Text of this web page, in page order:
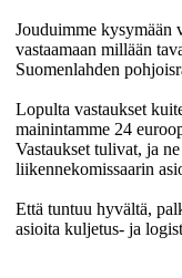
Jouduimme kysymään
vastaamaan millään
Suomenlahden
Lopulta vastaukset
mainintamme 24
Vastaukset tulivat, ja
liikennekomissaarin
Että tuntuu hyvältä,
asioita kuljetus- ja